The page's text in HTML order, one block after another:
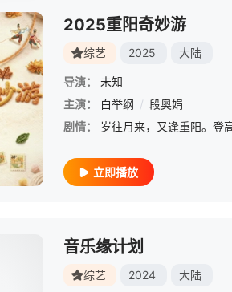
2025重阳奇妙游
综艺 2025 大陆
导演：
未知
主演：
白举纲 / 段奥娟
剧情：
立即播放
音乐缘计划
综艺 2024 大陆